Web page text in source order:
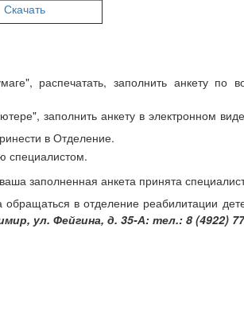
Скачать
распечатать, заполнить анкету по
заполнить анкету в электронном
в Отделение.
специалистом.
заполненная анкета принята
в отделение реабилитации
ул. Фейгина, д. 35-А: тел.: 8 (4922)